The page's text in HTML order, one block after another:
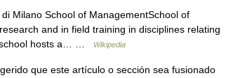
Milano School of ManagementSchool of
and in field training in disciplines relating
school hosts a… …
Wikipedia
que este artículo o sección sea fusionado